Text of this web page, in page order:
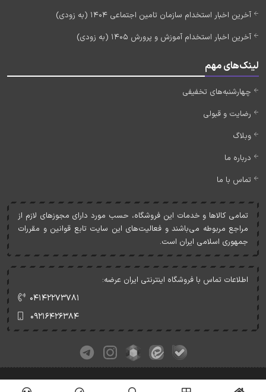
آخرین اخبار استخدام سازمان تامین اجتماعی 1404 (به زودی)
آخرین اخبار استخدام آموزش و پرورش 1405 (به زودی)
لینک‌های مهم
چهارشنبه‌های تخفیفی
رضایت و قبولی
وبلاگ
درباره ما
تماس با ما
تمامی کالاها و خدمات اين فروشگاه، حسب مورد دارای مجوزهای لازم از
مراجع مربوطه می‌باشند و فعاليت‌های اين سايت تابع قوانين و مقررات
جمهوری اسلامی ايران است.
اطلاعات تماس با فروشگاه اینترنتی ایران عرضه:
۰۴۱۴۲۲۷۳۷۸۱
۰۹۲۱۶۴۲۶۳۸۴